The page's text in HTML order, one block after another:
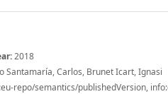
2018
Santamaría, Carlos, Brunet Icart, Ignasi
repo/semantics/publishedVersion,